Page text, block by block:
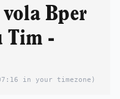
Bper
Tim -
in your timezone)